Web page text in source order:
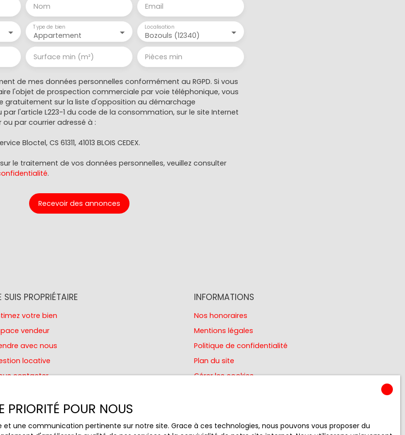
Nom Email
Appartement
Type de bien
Bozouls (12340)
Localisation
Surface min (m²) Pièces min
de mes données personnelles conformément au RGPD. Si vous
l'objet de prospection commerciale par voie téléphonique, vous
gratuitement sur la liste d'opposition au démarchage
par l'article L223-1 du code de la consommation, sur le site Internet
par courrier adressé à :
Bloctel, CS 61311, 41013 BLOIS CEDEX.
le traitement de vos données personnelles, veuillez consulter
.
Recevoir des annonces
SUIS PROPRIÉTAIRE
votre bien
vendeur
avec nous
locative
contacter
INFORMATIONS
Nos honoraires
Mentions légales
Politique de confidentialité
Plan du site
Gérer les cookies
PRIORITÉ POUR NOUS
une communication pertinente sur notre site. Grace à ces technologies, nous pouvons vous proposer du